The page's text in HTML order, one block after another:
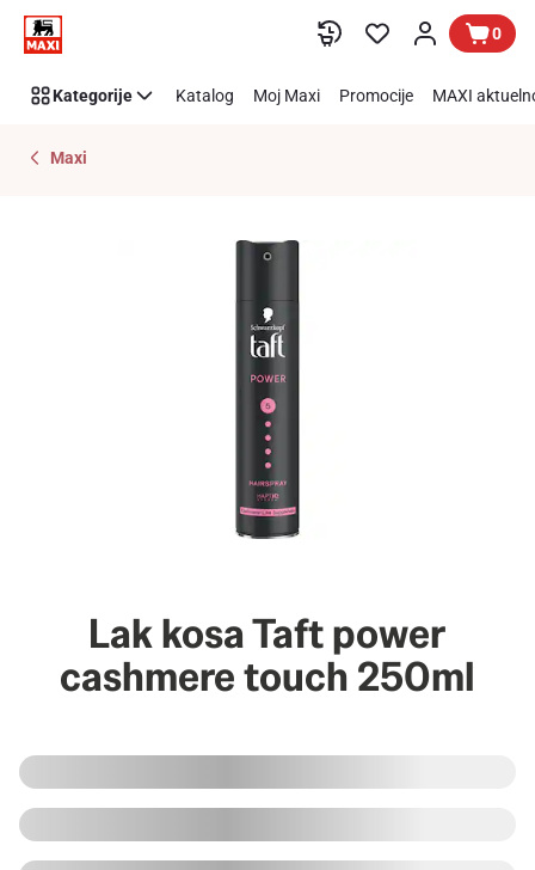
Preskoči link 0
Kategorije Katalog Moj Maxi Promocije MAXI
Maxi
Lak kosa Taft power
cashmere touch 250ml